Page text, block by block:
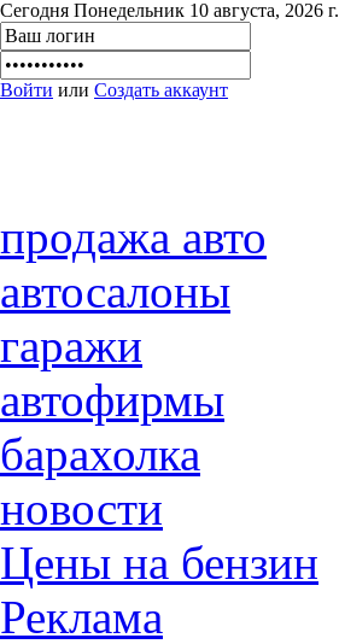
Сегодня Понедельник 10 августа, 2026 г.
Войти или Создать аккаунт
продажа авто
автосалоны
гаражи
автофирмы
барахолка
новости
Цены на бензин
Реклама